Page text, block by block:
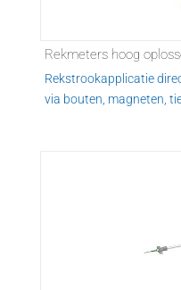
Rekmeters hoog
Rekstrookapplicatie
via bouten, magneten,